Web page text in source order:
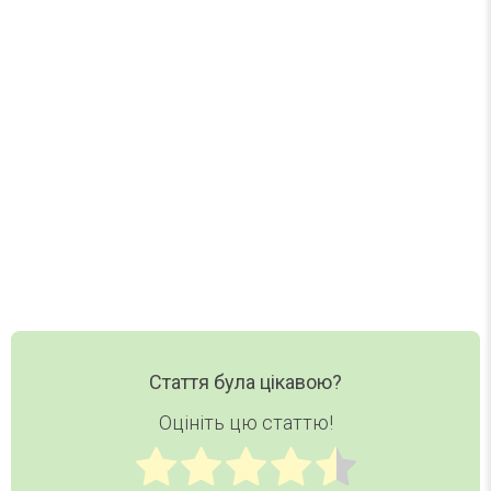
Стаття була цікавою?
Оцініть цю статтю!